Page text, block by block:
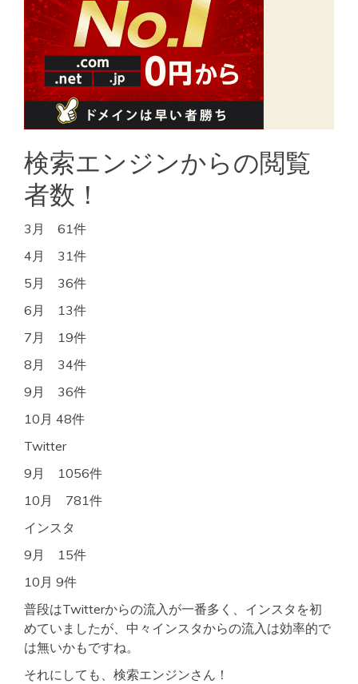
検索エンジンからの閲覧
者数！
3月 61件
4月 31件
5月 36件
6月 13件
7月 19件
8月 34件
9月 36件
10月 48件
Twitter
9月 1056件
10月 781件
インスタ
9月 15件
10月 9件
普段はTwitterからの流入が一番多く、インスタを初
めていましたが、中々インスタからの流入は効率的で
は無いかもですね。
それにしても、検索エンジンさん！